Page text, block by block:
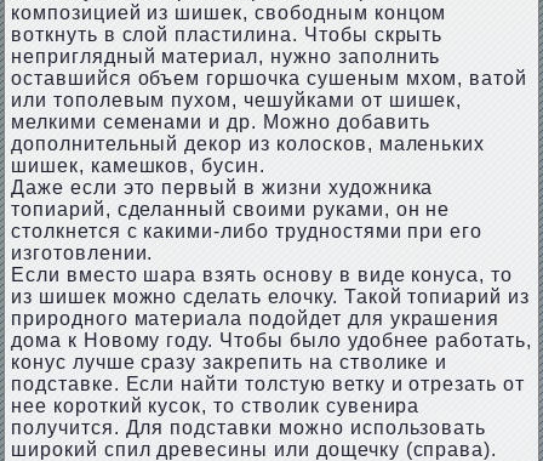
композицией из шишек, свободным концом
воткнуть в слой пластилина. Чтобы скрыть
неприглядный материал, нужно заполнить
оставшийся объем горшочка сушеным мхом, ватой
или тополевым пухом, чешуйками от шишек,
мелкими семенами и др. Можно добавить
дополнительный декор из колосков, маленьких
шишек, камешков, бусин.
Даже если это первый в жизни художника
топиарий, сделанный своими руками, он не
столкнется с какими-либо трудностями при его
изготовлении.
Если вместо шара взять основу в виде конуса, то
из шишек можно сделать елочку. Такой топиарий из
природного материала подойдет для украшения
дома к Новому году. Чтобы было удобнее работать,
конус лучше сразу закрепить на стволике и
подставке. Если найти толстую ветку и отрезать от
нее короткий кусок, то стволик сувенира
получится. Для подставки можно использовать
широкий спил древесины или дощечку (справа).